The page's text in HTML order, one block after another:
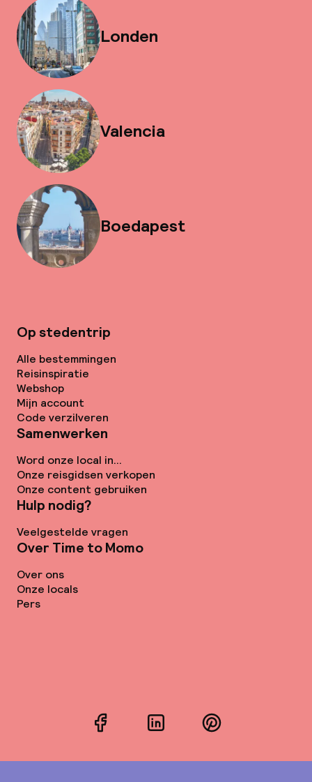
Londen
Valencia
Boedapest
Op stedentrip
Alle bestemmingen
Reisinspiratie
Webshop
Mijn account
Code verzilveren
Samenwerken
Word onze local in...
Onze reisgidsen verkopen
Onze content gebruiken
Hulp nodig?
Veelgestelde vragen
Over Time to Momo
Over ons
Onze locals
Pers
FacebookLinkedInPinterest